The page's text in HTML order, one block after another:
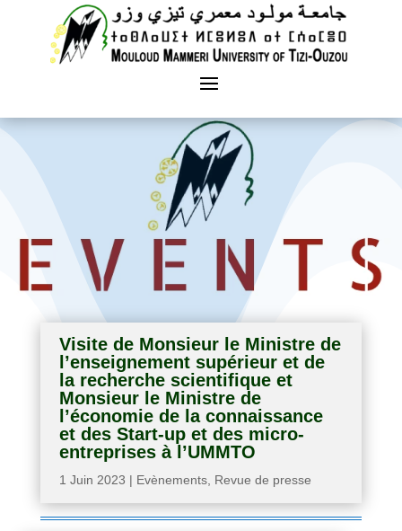
Visite de Monsieur le Ministre de
l’enseignement supérieur et de
la recherche scientifique et
Monsieur le Ministre de
l’économie de la connaissance
et des Start-up et des micro-
entreprises à l’UMMTO
1 Juin 2023 | Evènements, Revue de presse